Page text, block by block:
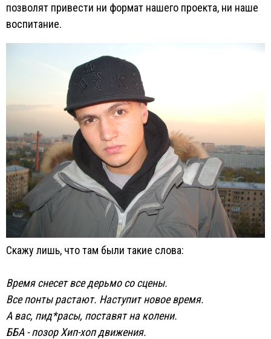
позволят привести ни формат нашего проекта, ни наше
воспитание.
Скажу лишь, что там были такие слова:
Время снесет все дерьмо со сцены.
Все понты растают. Наступит новое время.
А вас, пид*расы, поставят на колени.
ББА - позор Хип-хоп движения.